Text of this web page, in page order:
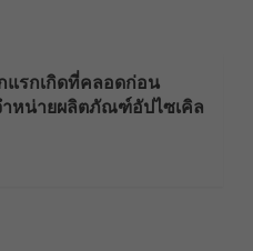
แรกเกิดที่คลอดก่อน
ำหน่ายผลิตภัณฑ์อัปไซเคิล